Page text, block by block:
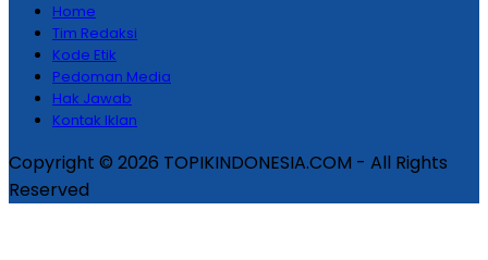
Home
Tim Redaksi
Kode Etik
Pedoman Media
Hak Jawab
Kontak Iklan
Copyright © 2026 TOPIKINDONESIA.COM - All Rights
Reserved